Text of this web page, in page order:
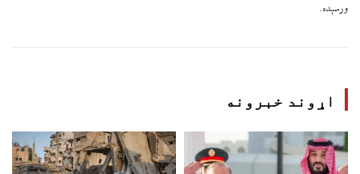
ورسېده.
اړوند خبرونه